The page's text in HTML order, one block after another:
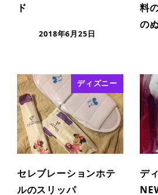
ド
2018年6月25日
料
の
ディズニー
セレブレーションホテ
ルのスリッパ
デ